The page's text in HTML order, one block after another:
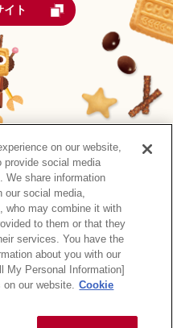
イト
ント一覧
て
プライバシーポリシー
ご利用規約 リンク
on our website,
provide social media
We share information
our social media,
who may combine it with
to them or that they
services. You have the
about you with our
My Personal Information]
our website. Cookie